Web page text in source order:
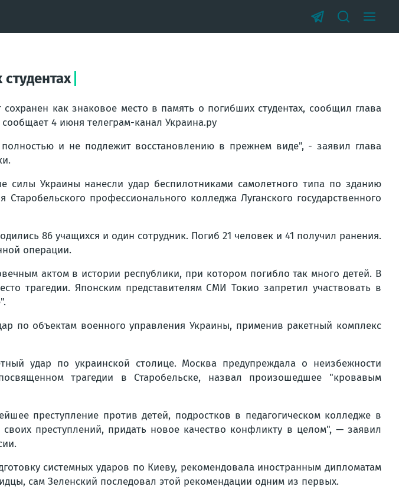
как знаковое место в память о погибших студентах, сообщил глава
4 июня телеграм-канал Украина.ру
и не подлежит восстановлению в прежнем виде",- заявил глава
силы Украины нанесли удар беспилотниками самолетного типа по зданию
профессионального колледжа Луганского государственного
86 учащихся и один сотрудник. Погиб 21 человек и 41 получил ранения.
операции.
актом в истории республики, при котором погибло так много детей. В
трагедии. Японским представителям СМИ Токио запретил участвовать в
по объектам военного управления Украины, применив ракетный комплекс
удар по украинской столице. Москва предупреждала о неизбежности
трагедии в Старобельске, назвал произошедшее "кровавым
преступление против детей, подростков в педагогическом колледже в
преступлений, придать новое качество конфликту в целом", — заявил
системных ударов по Киеву, рекомендовала иностранным дипломатам
сам Зеленский последовал этой рекомендации одним из первых.